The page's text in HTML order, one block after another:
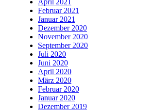
Februar 2021
Januar 2021
Dezember 2020
November 2020
September 2020
Juli 2020
Juni 2020
April 2020
März 2020
Februar 2020
Januar 2020
Dezember 2019